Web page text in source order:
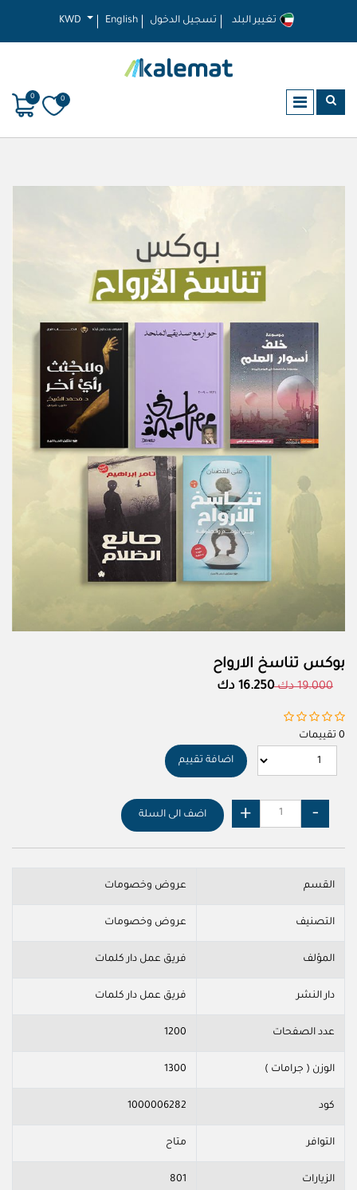
KWD English تسجيل الدخول
0
0
بوكس تناسخ الارواح
19.000 دك 16.250 دك
0 تقييمات
اضافة تقييم
اضف الى السلة
القسم عروض وخصومات
التصنيف عروض وخصومات
المؤلف فريق عمل دار كلمات
دار النشر فريق عمل دار كلمات
عدد الصفحات 1200
الوزن ( جرامات ) 1300
كود 1000006282
التوافر متاح
الزيارات 801